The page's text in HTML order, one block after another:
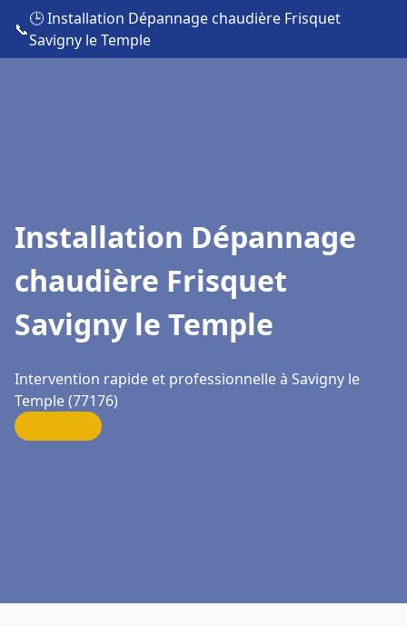
📞
🕒 Installation Dépannage chaudière Frisquet
Savigny le Temple
Installation Dépannage
chaudière Frisquet
Savigny le Temple
Intervention rapide et professionnelle à Savigny le
Temple (77176)